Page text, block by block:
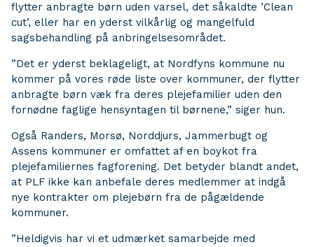
flytter anbragte børn uden varsel, det såkaldte ’Clean
cut’, eller har en yderst vilkårlig og mangelfuld
sagsbehandling på anbringelsesområdet.
”Det er yderst beklageligt, at Nordfyns kommune nu
kommer på vores røde liste over kommuner, der flytter
anbragte børn væk fra deres plejefamilier uden den
fornødne faglige hensyntagen til børnene,” siger hun.
Også Randers, Morsø, Norddjurs, Jammerbugt og
Assens kommuner er omfattet af en boykot fra
plejefamiliernes fagforening. Det betyder blandt andet,
at PLF ikke kan anbefale deres medlemmer at indgå
nye kontrakter om plejebørn fra de pågældende
kommuner.
”Heldigvis har vi et udmærket samarbejde med